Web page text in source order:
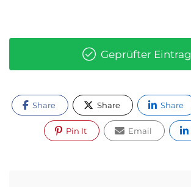
Geprüfter Eintrag
Share Share Share
Pin It Email